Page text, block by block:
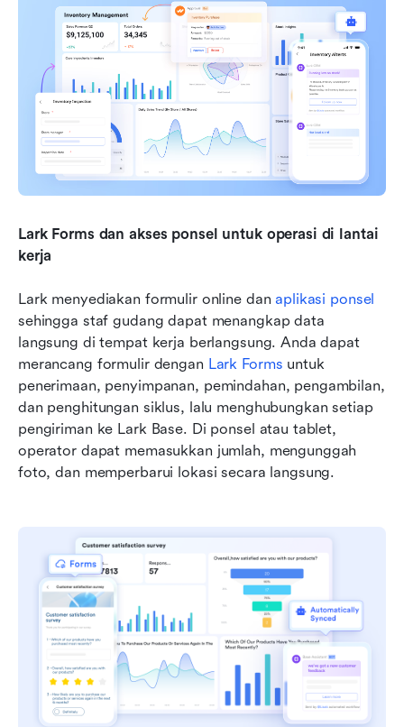
Lark Forms dan akses ponsel untuk operasi di lantai
kerja
Lark menyediakan formulir online dan aplikasi ponsel
sehingga staf gudang dapat menangkap data
langsung di tempat kerja berlangsung. Anda dapat
merancang formulir dengan Lark Forms untuk
penerimaan, penyimpanan, pemindahan, pengambilan,
dan penghitungan siklus, lalu menghubungkan setiap
pengiriman ke Lark Base. Di ponsel atau tablet,
operator dapat memasukkan jumlah, mengunggah
foto, dan memperbarui lokasi secara langsung.